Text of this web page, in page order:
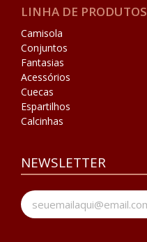
LINHA DE PRODUTOS
Camisola
Conjuntos
Fantasias
Acessórios
Cuecas
Espartilhos
Calcinhas
NEWSLETTER